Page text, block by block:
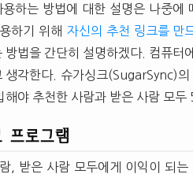
용하는 방법에 대한 설명은 나중
하기 위해 자신의 추천 링크를 만
방법을 간단히 설명하겠다. 컴퓨터
생각한다. 슈가싱크(SugarSync)
해야 추천한 사람과 받은 사람 모
프로그램
, 받은 사람 모두에게 이익이 되